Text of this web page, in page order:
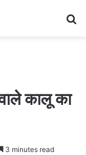
कालू का
3 minutes read